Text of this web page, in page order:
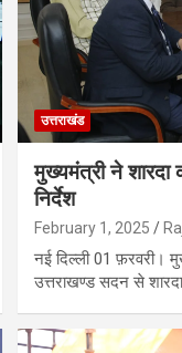
उत्तराखंड
मुख्यमंत्री ने शारदा
निर्देश
February 1, 2025
नई दिल्ली 01 फ़रवरी।
उत्तराखण्ड सदन से